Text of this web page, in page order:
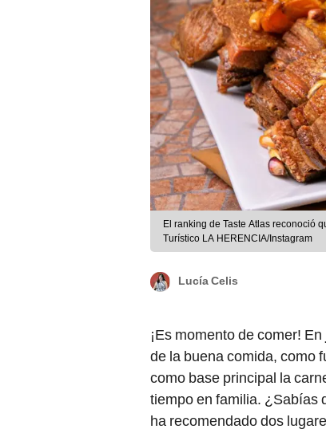
El ranking de Taste Atlas reconoció
Turístico LA HERENCIA/Instagram
Lucía Celis
¡Es momento de comer! En
de la buena comida, como
como base principal la
tiempo en familia. ¿Sabías
ha recomendado dos